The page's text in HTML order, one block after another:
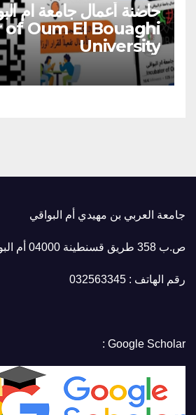
حاضنة أعمال جامعة ام
Oum El Bouaghi
University
جامعة العربي بن مهيدي أم البواقي
ص.ب 358 طريق قسنطينة 04000 أم البواقي . الجزائر
رقم الهاتف : 032563345
Google Scholar :